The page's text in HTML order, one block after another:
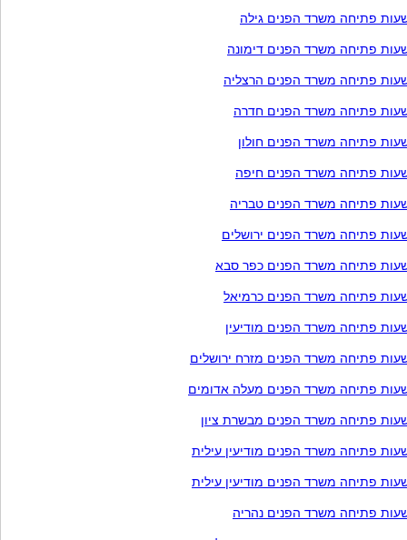
פתיחה משרד הפנים גילה
פתיחה משרד הפנים דימונה
פתיחה משרד הפנים הרצליה
פתיחה משרד הפנים חדרה
פתיחה משרד הפנים חולון
פתיחה משרד הפנים חיפה
פתיחה משרד הפנים טבריה
פתיחה משרד הפנים ירושלים
פתיחה משרד הפנים כפר סבא
פתיחה משרד הפנים כרמיאל
פתיחה משרד הפנים מודיעין
פתיחה משרד הפנים מזרח ירושלים
פתיחה משרד הפנים מעלה אדומים
פתיחה משרד הפנים מבשרת ציון
פתיחה משרד הפנים מודיעין עילית
פתיחה משרד הפנים מודיעין עילית
פתיחה משרד הפנים נהריה